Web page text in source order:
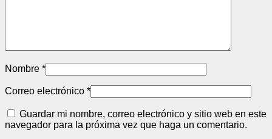
Nombre *
Correo electrónico *
Guardar mi nombre, correo electrónico y sitio web en este
navegador para la próxima vez que haga un comentario.